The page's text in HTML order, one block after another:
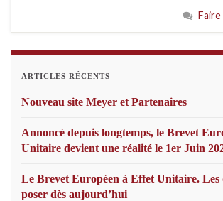
ARTICLES RÉCENTS
Nouveau site Meyer et Partenaires
Annoncé depuis longtemps, le Brevet
Unitaire devient une réalité le 1er Juin
Le Brevet Européen à Effet Unitaire. Les
poser dès aujourd’hui